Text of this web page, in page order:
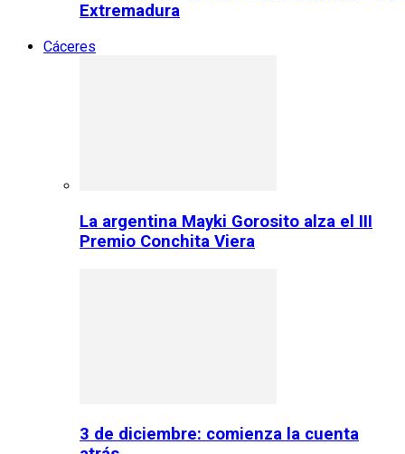
Extremadura
Cáceres
La argentina Mayki Gorosito alza el III
Premio Conchita Viera
3 de diciembre: comienza la cuenta